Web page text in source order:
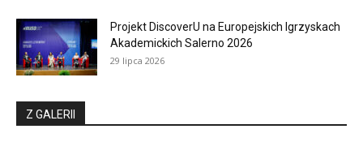
Projekt DiscoverU na Europejskich Igrzyskach
Akademickich Salerno 2026
29 lipca 2026
Z GALERII